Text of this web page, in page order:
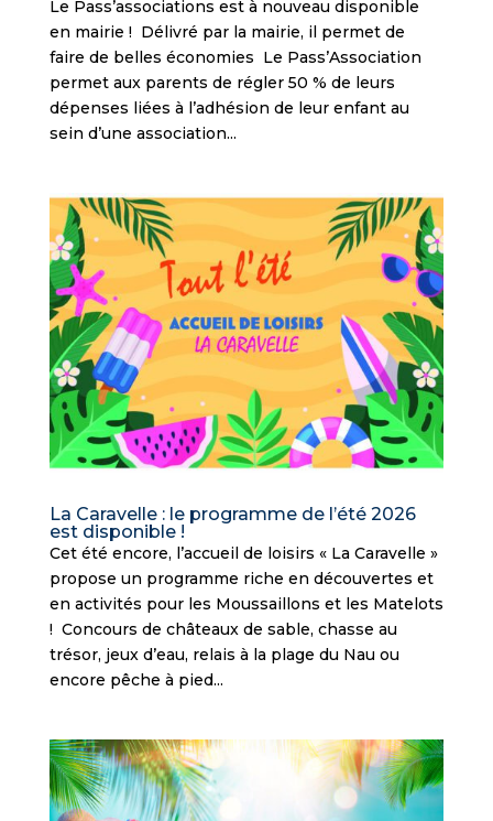
Le Pass’associations est à nouveau disponible
en mairie ! Délivré par la mairie, il permet de
faire de belles économies Le Pass’Association
permet aux parents de régler 50 % de leurs
dépenses liées à l’adhésion de leur enfant au
sein d’une association...
La Caravelle : le programme de l’été 2026
est disponible !
Cet été encore, l’accueil de loisirs « La Caravelle »
propose un programme riche en découvertes et
en activités pour les Moussaillons et les Matelots
! Concours de châteaux de sable, chasse au
trésor, jeux d’eau, relais à la plage du Nau ou
encore pêche à pied...